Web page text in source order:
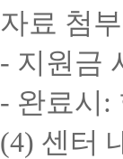
자료 첨부
- 지원금
- 완료시 :
(4) 센터